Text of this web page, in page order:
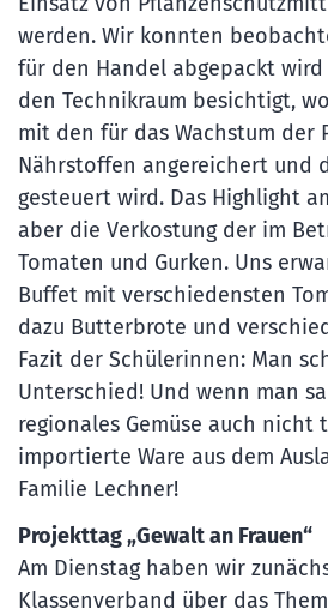
werden. Wir konnten
für den Handel abgepackt
den Technikraum besichtigt,
mit den für das Wachstum der
Nährstoffen angereichert und
gesteuert wird. Das Highlight
aber die Verkostung der im
Tomaten und Gurken. Uns
Buffet mit verschiedensten
dazu Butterbrote und
Fazit der Schülerinnen: Man
Unterschied! Und wenn man
regionales Gemüse auch nicht
importierte Ware aus dem
Familie Lechner!
Projekttag „Gewalt an Frauen“
Am Dienstag haben wir
Klassenverband über das